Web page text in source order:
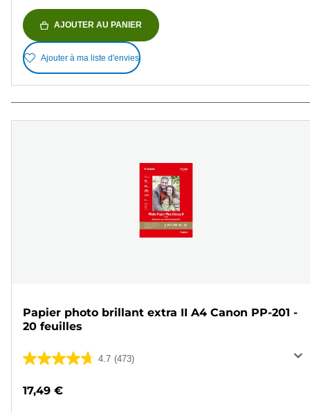
AJOUTER AU PANIER
Ajouter à ma liste d'envies
Papier photo brillant extra II A4 Canon PP-201 -
20 feuilles
4.7 (473)
4.7
17,49 €